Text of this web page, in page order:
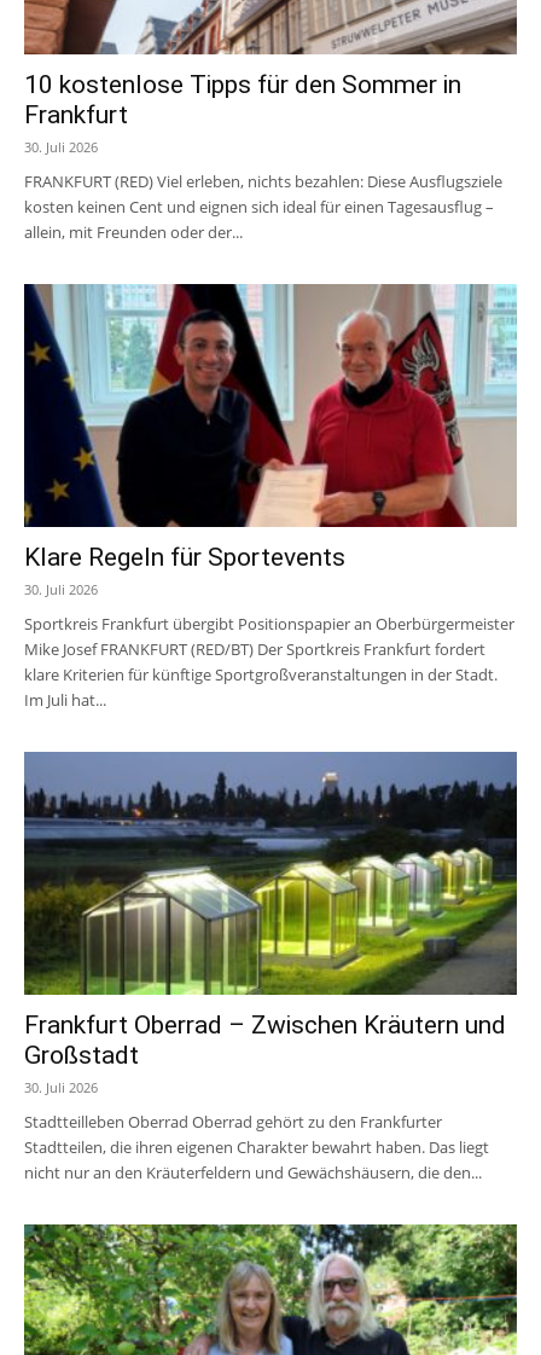
10 kostenlose Tipps für den Sommer in
Frankfurt
30. Juli 2026
FRANKFURT (RED) Viel erleben, nichts bezahlen: Diese Ausflugsziele
kosten keinen Cent und eignen sich ideal für einen Tagesausflug –
allein, mit Freunden oder der...
Klare Regeln für Sportevents
30. Juli 2026
Sportkreis Frankfurt übergibt Positionspapier an Oberbürgermeister
Mike Josef FRANKFURT (RED/BT) Der Sportkreis Frankfurt fordert
klare Kriterien für künftige Sportgroßveranstaltungen in der Stadt.
Im Juli hat...
Frankfurt Oberrad – Zwischen Kräutern und
Großstadt
30. Juli 2026
Stadtteilleben Oberrad Oberrad gehört zu den Frankfurter
Stadtteilen, die ihren eigenen Charakter bewahrt haben. Das liegt
nicht nur an den Kräuterfeldern und Gewächshäusern, die den...